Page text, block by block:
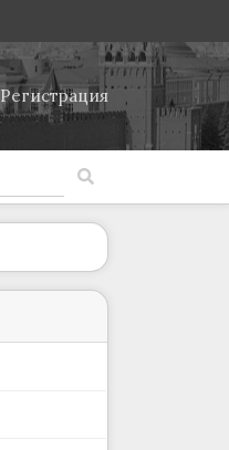
Регистрация